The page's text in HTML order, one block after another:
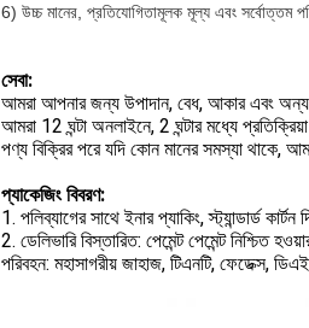
6) উচ্চ মানের, প্রতিযোগিতামূলক মূল্য এবং সর্বোত্তম
সেবা:
আমরা আপনার জন্য উপাদান, বেধ, আকার এবং অন্য
আমরা 12 ঘন্টা অনলাইনে, 2 ঘন্টার মধ্যে
পণ্য বিক্রির পরে যদি কোন মানের সমস্যা থাকে,
প্যাকেজিং বিবরণ:
1. পলিব্যাগের সাথে ইনার প্যাকিং, স্ট্যান্ডার্ড কার্টন
2. ডেলিভারি বিস্তারিত: পেমেন্ট পেমেন্ট নিশ্চিত
পরিবহন: মহাসাগরীয় জাহাজ, টিএনটি, ফেডেক্স,